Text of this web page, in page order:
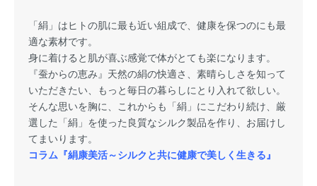
「絹」はヒトの肌に最も近い組成で、健康を保つのにも最
適な素材です。
身に着けると肌が喜ぶ感覚で体がとても楽になります。
『蚕からの恵み』天然の絹の快適さ、素晴らしさを知って
いただきたい、もっと毎日の暮らしにとり入れて欲しい。
そんな思いを胸に、これからも「絹」にこだわり続け、厳
選した「絹」を使った良質なシルク製品を作り、お届けし
てまいります。
コラム『絹康美活～シルクと共に健康で美しく生きる』